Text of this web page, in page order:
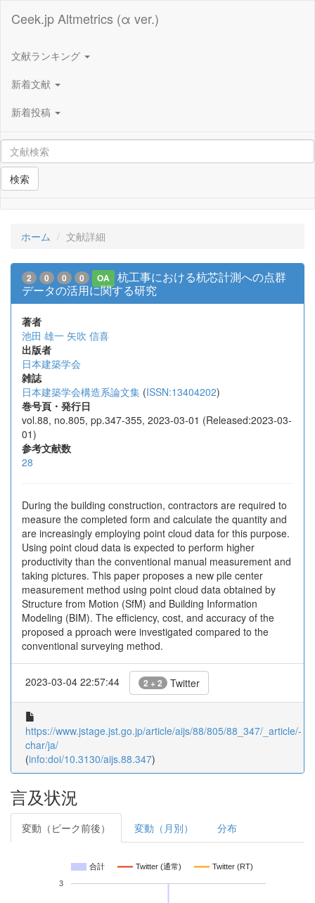
Ceek.jp Altmetrics (α ver.)
文献ランキング
新着文献
新着投稿
検索
ホーム 文献詳細
2 0 0 0 OA
杭工事における杭芯計測への点群
データの活用に関する研究
著者
池田 雄一 矢吹 信喜
出版者
日本建築学会
雑誌
日本建築学会構造系論文集 (ISSN:13404202)
巻号頁・発行日
vol.88, no.805, pp.347-355, 2023-03-01 (Released:2023-03-
01)
参考文献数
28
During the building construction, contractors are required to
measure the completed form and calculate the quantity and
are increasingly employing point cloud data for this purpose.
Using point cloud data is expected to perform higher
productivity than the conventional manual measurement and
taking pictures. This paper proposes a new pile center
measurement method using point cloud data obtained by
Structure from Motion (SfM) and Building Information
Modeling (BIM). The efficiency, cost, and accuracy of the
proposed a pproach were investigated compared to the
conventional surveying method.
2023-03-04 22:57:44 2 + 2 Twitter
https://www.jstage.jst.go.jp/article/aijs/88/805/88_347/_article/-
char/ja/
(info:doi/10.3130/aijs.88.347)
言及状況
変動（ピーク前後） 変動（月別） 分布
合計 Twitter (通常) Twitter (RT)
3